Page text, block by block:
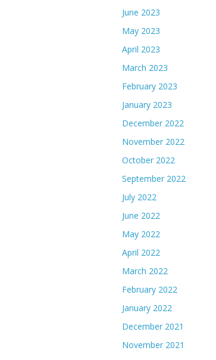
June 2023
May 2023
April 2023
March 2023
February 2023
January 2023
December 2022
November 2022
October 2022
September 2022
July 2022
June 2022
May 2022
April 2022
March 2022
February 2022
January 2022
December 2021
November 2021